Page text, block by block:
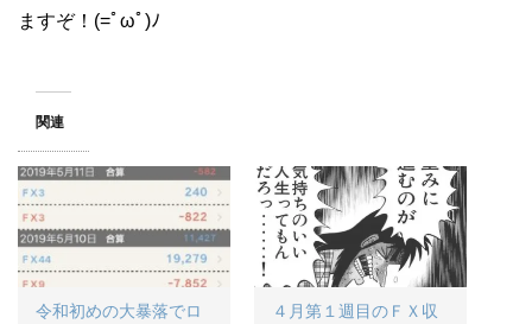
ますぞ！(=ﾟωﾟ)ﾉ
関連
令和初めの大暴落でロ
４月第１週目のＦＸ収